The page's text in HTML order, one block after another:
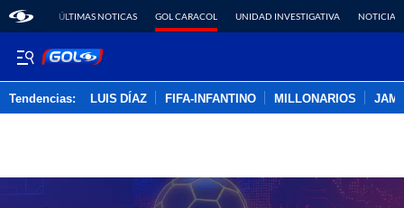
ÚLTIMAS NOTICAS GOL CARACOL UNIDAD INVESTIGATIVA NOTICIAS
Tendencias: LUIS DÍAZ FIFA-INFANTINO MILLONARIOS